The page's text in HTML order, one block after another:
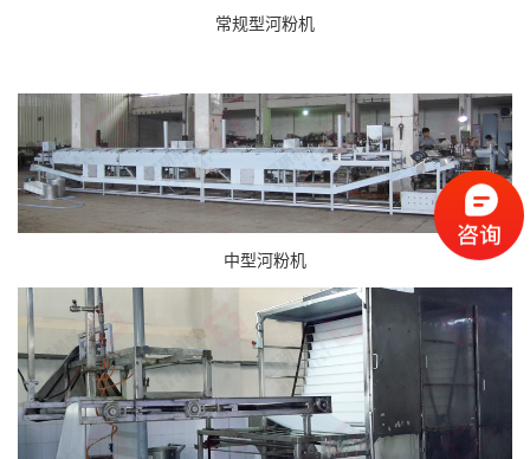
常规型河粉机
中型河粉机